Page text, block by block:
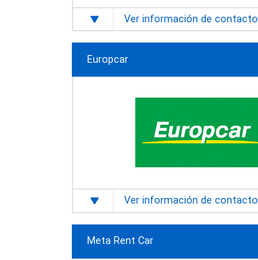
Ver información de contacto
Europcar
Ver información de contacto
Meta Rent Car